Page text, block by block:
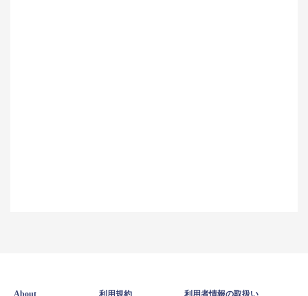
About 利用規約 利用者情報の取扱い